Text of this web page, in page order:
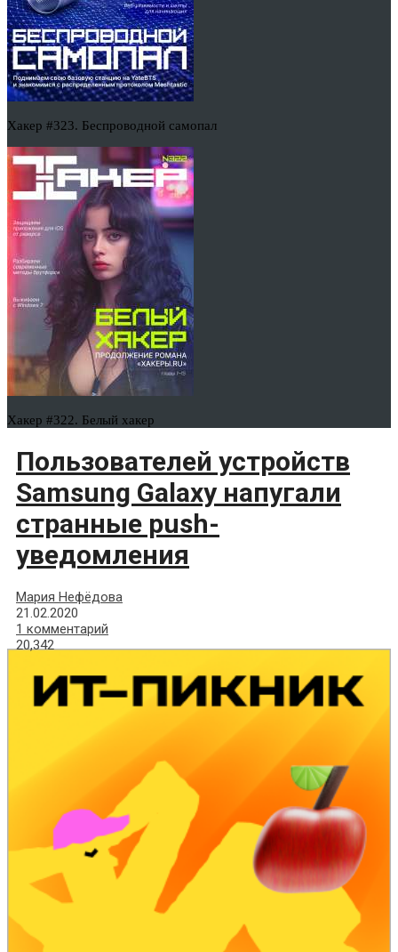
Хакер #323. Беспроводной самопал
Хакер #322. Белый хакер
Пользователей устройств
Samsung Galaxy напугали
странные push-
уведомления
Мария Нефёдова
21.02.2020
1 комментарий
20,342